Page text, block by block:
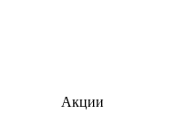
Акции